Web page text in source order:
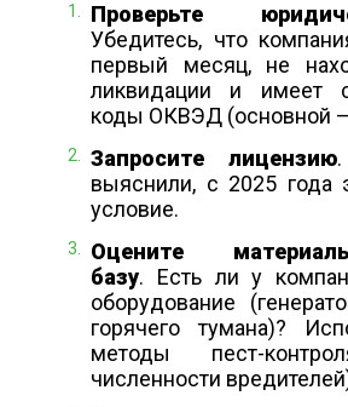
Проверьте
Убедитесь, что
первый месяц, не
ликвидации и имеет
коды ОКВЭД (основной
Запросите лицензию
выяснили, с 2025 года
условие.
Оцените
базу. Есть ли у
оборудование
горячего тумана)?
методы пест-
численности